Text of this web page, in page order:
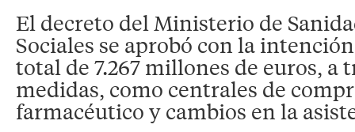
El decreto del Ministerio de
Sociales se aprobó con la
total de 7.267 millones de euros, a
medidas, como centrales de
farmacéutico y cambios en la